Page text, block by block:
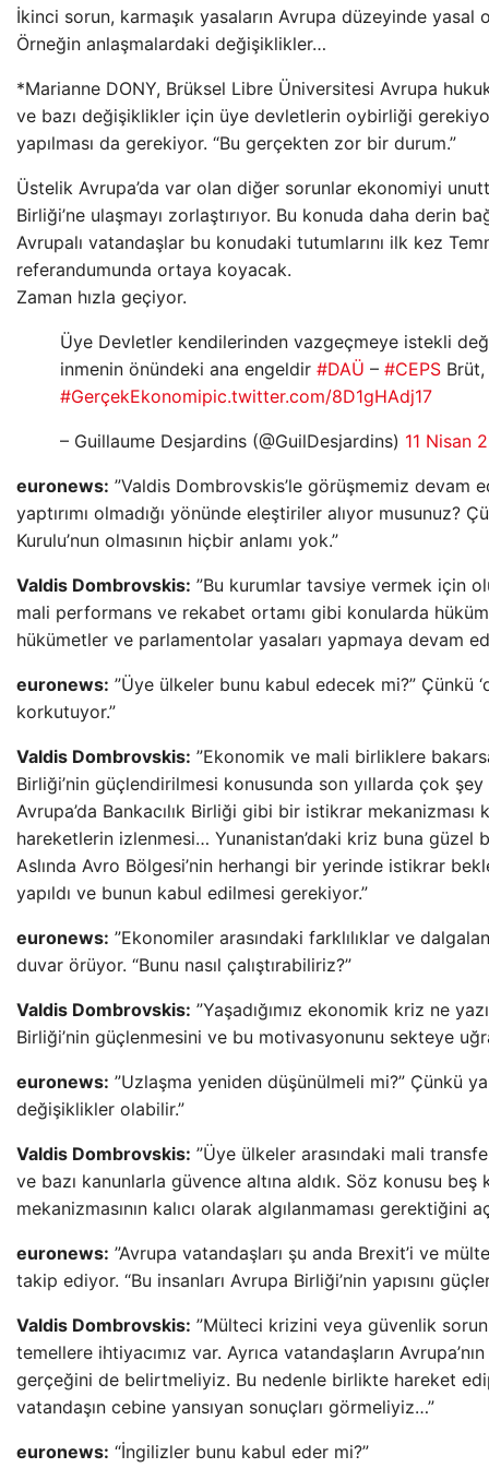
İkinci sorun, karmaşık yasaların Avrupa düzeyinde yasal
Örneğin anlaşmalardaki değişiklikler…
*Marianne DONY, Brüksel Libre Üniversitesi Avrupa
ve bazı değişiklikler için üye devletlerin oybirliği
yapılması da gerekiyor. “Bu gerçekten zor bir durum.”
Üstelik Avrupa’da var olan diğer sorunlar ekonomiyi
Birliği’ne ulaşmayı zorlaştırıyor. Bu konuda daha derin
Avrupalı ​​vatandaşlar bu konudaki tutumlarını ilk kez
referandumunda ortaya koyacak.
Zaman hızla geçiyor.
Üye Devletler kendilerinden vazgeçmeye istekli
inmenin önündeki ana engeldir #DAÜ – #CEPS Brüt,
#GerçekEkonomipic.twitter.com/8D1gHAdj17
– Guillaume Desjardins (@GuilDesjardins) 11 Nisan
euronews: ”Valdis Dombrovskis’le görüşmemiz devam
yaptırımı olmadığı yönünde eleştiriler alıyor musunuz?
Kurulu’nun olmasının hiçbir anlamı yok.”
Valdis Dombrovskis: ”Bu kurumlar tavsiye vermek için
mali performans ve rekabet ortamı gibi konularda
hükümetler ve parlamentolar yasaları yapmaya devam
euronews: ”Üye ülkeler bunu kabul edecek mi?” Çünkü
korkutuyor.”
Valdis Dombrovskis: ”Ekonomik ve mali birliklere
Birliği’nin güçlendirilmesi konusunda son yıllarda çok şey
Avrupa’da Bankacılık Birliği gibi bir istikrar
hareketlerin izlenmesi… Yunanistan’daki kriz buna güzel
Aslında Avro Bölgesi’nin herhangi bir yerinde istikrar
yapıldı ve bunun kabul edilmesi gerekiyor.”
euronews: ”Ekonomiler arasındaki farklılıklar ve
duvar örüyor. “Bunu nasıl çalıştırabiliriz?”
Valdis Dombrovskis: ”Yaşadığımız ekonomik kriz ne
Birliği’nin güçlenmesini ve bu motivasyonunu sekteye
euronews: ”Uzlaşma yeniden düşünülmeli mi?” Çünkü
değişiklikler olabilir.”
Valdis Dombrovskis: ”Üye ülkeler arasındaki mali
ve bazı kanunlarla güvence altına aldık. Söz konusu beş
mekanizmasının kalıcı olarak algılanmaması gerektiğini
euronews: ”Avrupa vatandaşları şu anda Brexit’i ve
takip ediyor. “Bu insanları Avrupa Birliği’nin yapısını
Valdis Dombrovskis: ”Mülteci krizini veya güvenlik
temellere ihtiyacımız var. Ayrıca vatandaşların
gerçeğini de belirtmeliyiz. Bu nedenle birlikte hareket
vatandaşın cebine yansıyan sonuçları görmeliyiz…”
euronews: “İngilizler bunu kabul eder mi?”